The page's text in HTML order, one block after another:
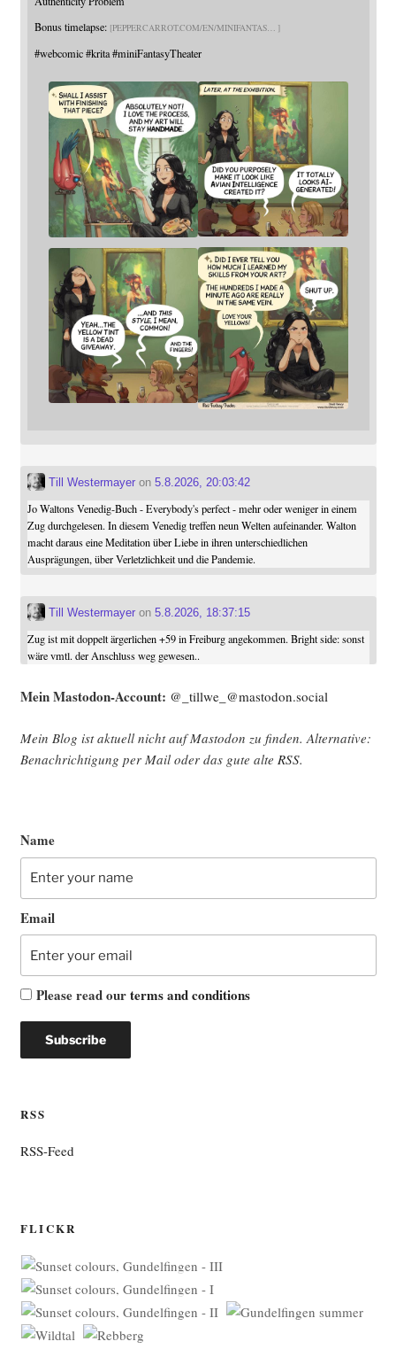
Bonus timelapse: PEPPERCARROT.COM/EN/MINIFANTAS
#webcomic #krita #miniFantasyTheater
Till Westermayeron 5.8.2026, 20:03:42
Jo Waltons Venedig-Buch - Everybody's perfect - mehr oder weniger in einem
Zug durchgelesen. In diesem Venedig treffen neun Welten aufeinander. Walton
macht daraus eine Meditation über Liebe in ihren unterschiedlichen
Ausprägungen, über Verletzlichkeit und die Pandemie.
Till Westermayeron 5.8.2026, 18:37:15
Zug ist mit doppelt ärgerlichen +59 in Freiburg angekommen. Bright side: sonst
wäre vmtl. der Anschluss weg gewesen..
Mein Mast­o­don-Account: @_tillwe_@mastodon.social
Mein Blog ist aktu­ell nicht auf Mast­o­don zu fin­den. Alter­na­ti­ve:
Benach­rich­ti­gung per Mail oder das gute alte RSS.
Name
Email
Please read ourterms and conditions
RSS
RSS-Feed
FLICKR